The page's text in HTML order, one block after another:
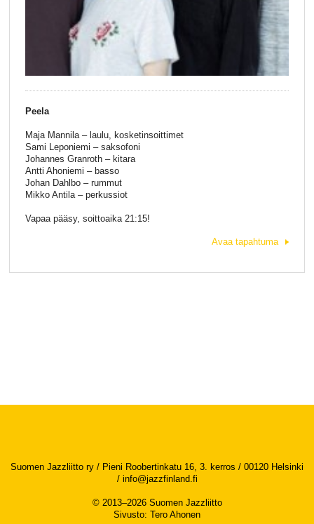
Peela
Maja Mannila – laulu, kosketinsoittimet
Sami Leponiemi – saksofoni
Johannes Granroth – kitara
Antti Ahoniemi – basso
Johan Dahlbo – rummut
Mikko Antila – perkussiot
Vapaa pääsy, soittoaika 21:15!
Avaa tapahtuma
Suomen Jazzliitto ry / Pieni Roobertinkatu 16, 3. kerros / 00120 Helsinki
/ info@jazzfinland.fi
© 2013–2026 Suomen Jazzliitto
Sivusto: Tero Ahonen